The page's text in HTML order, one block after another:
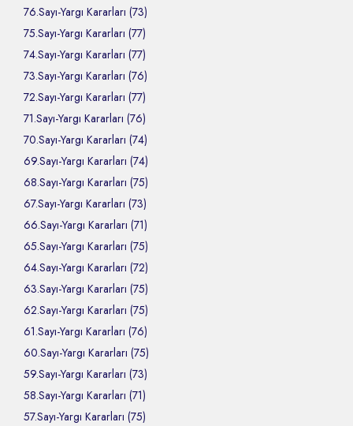
76.Sayı-Yargı Kararları (73)
75.Sayı-Yargı Kararları (77)
74.Sayı-Yargı Kararları (77)
73.Sayı-Yargı Kararları (76)
72.Sayı-Yargı Kararları (77)
71.Sayı-Yargı Kararları (76)
70.Sayı-Yargı Kararları (74)
69.Sayı-Yargı Kararları (74)
68.Sayı-Yargı Kararları (75)
67.Sayı-Yargı Kararları (73)
66.Sayı-Yargı Kararları (71)
65.Sayı-Yargı Kararları (75)
64.Sayı-Yargı Kararları (72)
63.Sayı-Yargı Kararları (75)
62.Sayı-Yargı Kararları (75)
61.Sayı-Yargı Kararları (76)
60.Sayı-Yargı Kararları (75)
59.Sayı-Yargı Kararları (73)
58.Sayı-Yargı Kararları (71)
57.Sayı-Yargı Kararları (75)